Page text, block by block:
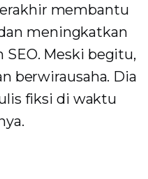
membantu
meningkatkan
SEO. Meski begitu,
berwirausaha. Dia
fiksi di waktu